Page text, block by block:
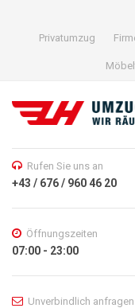
Privatumzug
Rufen Sie uns an
+43 / 676 / 960 46 20
Öffnungszeiten
07:00 - 23:00
Unverbindlich anfragen